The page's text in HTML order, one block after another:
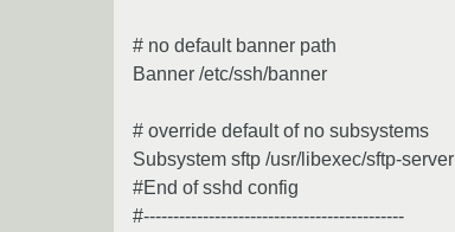
# no default banner path
Banner /etc/ssh/banner
# override default of no subsystems
Subsystem sftp /usr/libexec/sftp-server
#End of sshd config
#--------------------------------------------